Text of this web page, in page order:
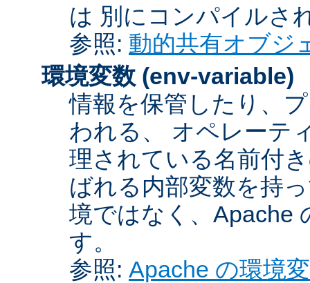
は 別にコンパイルさ
参照: 動的共有オブジ
環境変数 (env-variable)
情報を保管したり、
われる、 オペレーテ
理されている名前付
ばれる内部変数を持
境ではなく、Apache
す。
参照: Apache の環境